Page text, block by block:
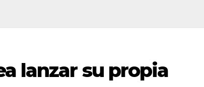
lanzar su propia